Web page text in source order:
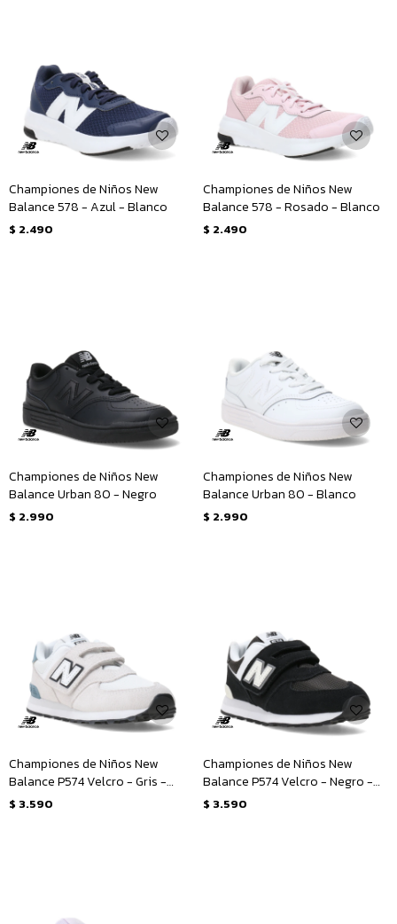
Championes de Niños New
Balance 578 - Azul - Blanco
$ 2.490
Championes de Niños New
Balance 578 - Rosado - Blanco
$ 2.490
Championes de Niños New
Balance Urban 80 - Negro
$ 2.990
Championes de Niños New
Balance Urban 80 - Blanco
$ 2.990
Championes de Niños New
Balance P574 Velcro - Gris -
Blanco
$ 3.590
Championes de Niños New
Balance P574 Velcro - Negro -
Blanco
$ 3.590